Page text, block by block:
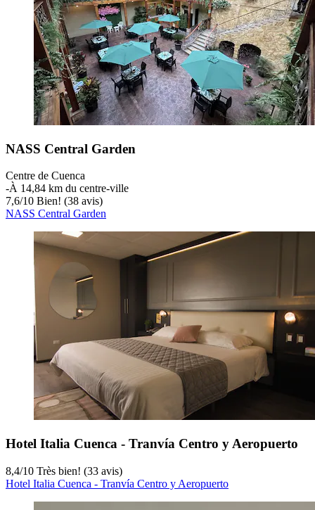
NASS Central Garden
Centre de Cuenca
‐À 14,84 km du centre-ville
7,6/10 Bien! (38 avis)
NASS Central Garden
Hotel Italia Cuenca - Tranvía Centro y Aeropuerto
8,4/10 Très bien! (33 avis)
Hotel Italia Cuenca - Tranvía Centro y Aeropuerto